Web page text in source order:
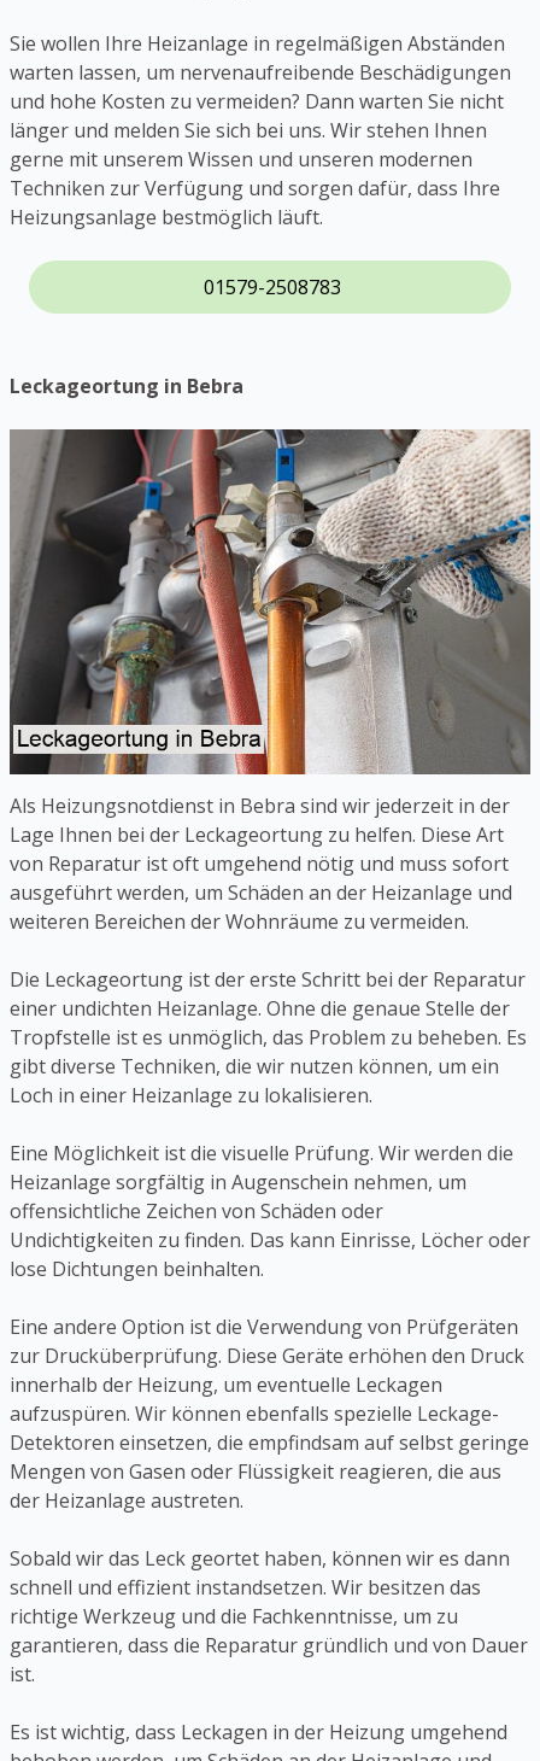
Sie wollen Ihre Heizanlage in regelmäßigen Abständen
warten lassen, um nervenaufreibende Beschädigungen
und hohe Kosten zu vermeiden? Dann warten Sie nicht
länger und melden Sie sich bei uns. Wir stehen Ihnen
gerne mit unserem Wissen und unseren modernen
Techniken zur Verfügung und sorgen dafür, dass Ihre
Heizungsanlage bestmöglich läuft.
01579-2508783
Leckageortung in Bebra
Als Heizungsnotdienst in Bebra sind wir jederzeit in der
Lage Ihnen bei der Leckageortung zu helfen. Diese Art
von Reparatur ist oft umgehend nötig und muss sofort
ausgeführt werden, um Schäden an der Heizanlage und
weiteren Bereichen der Wohnräume zu vermeiden.
Die Leckageortung ist der erste Schritt bei der Reparatur
einer undichten Heizanlage. Ohne die genaue Stelle der
Tropfstelle ist es unmöglich, das Problem zu beheben. Es
gibt diverse Techniken, die wir nutzen können, um ein
Loch in einer Heizanlage zu lokalisieren.
Eine Möglichkeit ist die visuelle Prüfung. Wir werden die
Heizanlage sorgfältig in Augenschein nehmen, um
offensichtliche Zeichen von Schäden oder
Undichtigkeiten zu finden. Das kann Einrisse, Löcher oder
lose Dichtungen beinhalten.
Eine andere Option ist die Verwendung von Prüfgeräten
zur Drucküberprüfung. Diese Geräte erhöhen den Druck
innerhalb der Heizung, um eventuelle Leckagen
aufzuspüren. Wir können ebenfalls spezielle Leckage-
Detektoren einsetzen, die empfindsam auf selbst geringe
Mengen von Gasen oder Flüssigkeit reagieren, die aus
der Heizanlage austreten.
Sobald wir das Leck geortet haben, können wir es dann
schnell und effizient instandsetzen. Wir besitzen das
richtige Werkzeug und die Fachkenntnisse, um zu
garantieren, dass die Reparatur gründlich und von Dauer
ist.
Es ist wichtig, dass Leckagen in der Heizung umgehend